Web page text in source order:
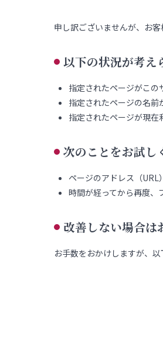
申し訳ございませんが、お
以下の状況が考え
指定されたページがこの
指定されたページの名前
指定されたページが現在
次のことをお試し
ページのアドレス（URL
時間が経ってから再度、
改善しない場合は
お手数をおかけしますが、